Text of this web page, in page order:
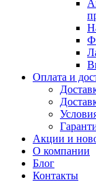
Оплата и
Акции и
О компании
Блог
Контакты